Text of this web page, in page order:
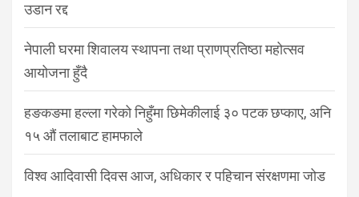
उडान रद्द
नेपाली घरमा शिवालय स्थापना तथा प्राणप्रतिष्ठा महोत्सव
आयोजना हुँदै
हङकङमा हल्ला गरेको निहुँमा छिमेकीलाई ३० पटक छप्काए, अनि
१५ औं तलाबाट हामफाले
विश्व आदिवासी दिवस आज, अधिकार र पहिचान संरक्षणमा जोड